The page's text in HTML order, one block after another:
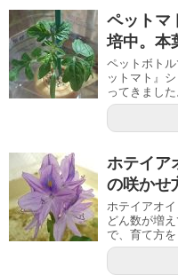
ペットマ
培中。本
ペットボト
ットマト』
ってきまし
ホテイア
の咲かせ
ホテイアオ
どん数が増
で、育て方を